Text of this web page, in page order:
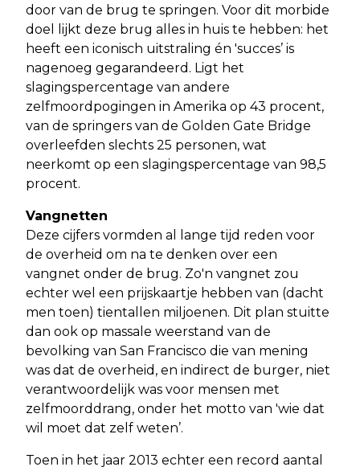
door van de brug te springen. Voor dit morbide
doel lijkt deze brug alles in huis te hebben: het
heeft een iconisch uitstraling én 'succes’ is
nagenoeg gegarandeerd. Ligt het
slagingspercentage van andere
zelfmoordpogingen in Amerika op 43 procent,
van de springers van de Golden Gate Bridge
overleefden slechts 25 personen, wat
neerkomt op een slagingspercentage van 98,5
procent.
Vangnetten
Deze cijfers vormden al lange tijd reden voor
de overheid om na te denken over een
vangnet onder de brug. Zo'n vangnet zou
echter wel een prijskaartje hebben van (dacht
men toen) tientallen miljoenen. Dit plan stuitte
dan ook op massale weerstand van de
bevolking van San Francisco die van mening
was dat de overheid, en indirect de burger, niet
verantwoordelijk was voor mensen met
zelfmoorddrang, onder het motto van 'wie dat
wil moet dat zelf weten’.
Toen in het jaar 2013 echter een record aantal